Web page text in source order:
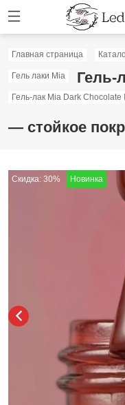
Главная страница
Гель лаки Mia
Гель‑лак Mia Dark
— стойкое
Скидка: 30% Новинка